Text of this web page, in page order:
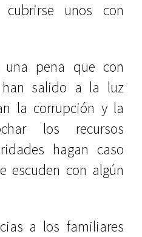
cubrirse unos con
una pena que con
salido a la luz
la corrupción y la
los recursos
hagan caso
escuden con algún
a los familiares